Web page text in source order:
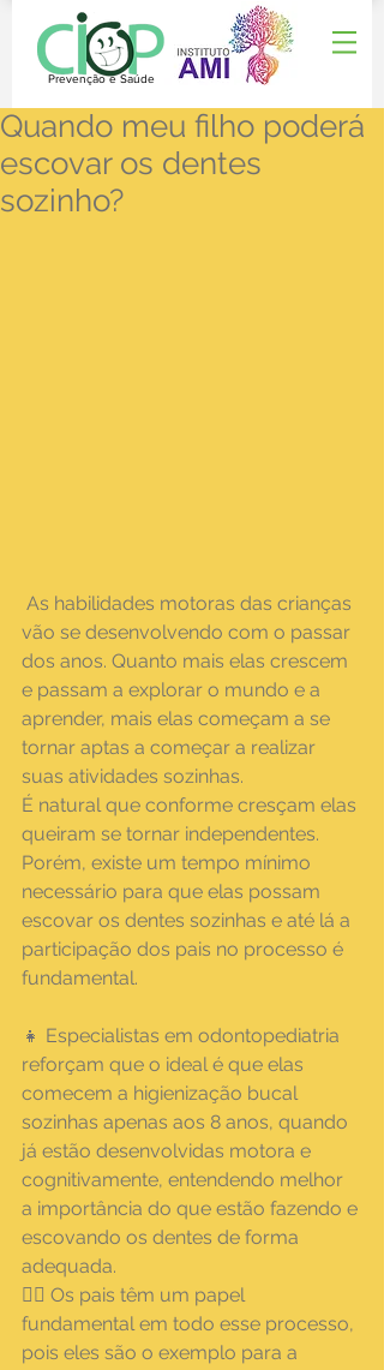
Prevenção e Saúde
Quando meu filho poderá
escovar os dentes
sozinho?
vão se desenvolvendo com o passar
dos anos. Quanto mais elas crescem
e passam a explorar o mundo e a
aprender, mais elas começam a se
tornar aptas a começar a realizar
suas atividades sozinhas.
É natural que conforme cresçam elas
queiram se tornar independentes.
Porém, existe um tempo mínimo
necessário para que elas possam
escovar os dentes sozinhas e até lá a
participação dos pais no processo é
fundamental.
👧 Especialistas em odontopediatria
reforçam que o ideal é que elas
comecem a higienização bucal
sozinhas apenas aos 8 anos, quando
já estão desenvolvidas motora e
cognitivamente, entendendo melhor
a importância do que estão fazendo e
escovando os dentes de forma
adequada.
🙎‍♂ Os pais têm um papel
fundamental em todo esse processo,
pois eles são o exemplo para a